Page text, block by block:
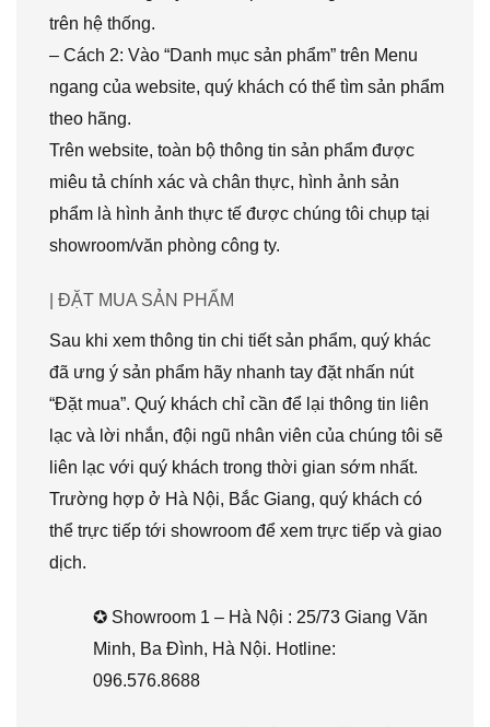
trên hệ thống.
– Cách 2: Vào “Danh mục sản phẩm” trên Menu
ngang của website, quý khách có thể tìm sản phẩm
theo hãng.
Trên website, toàn bộ thông tin sản phẩm được
miêu tả chính xác và chân thực, hình ảnh sản
phẩm là hình ảnh thực tế được chúng tôi chụp tại
showroom/văn phòng công ty.
| ĐẶT MUA SẢN PHẨM
Sau khi xem thông tin chi tiết sản phẩm, quý khác
đã ưng ý sản phẩm hãy nhanh tay đặt nhấn nút
“Đặt mua”. Quý khách chỉ cần để lại thông tin liên
lạc và lời nhắn, đội ngũ nhân viên của chúng tôi sẽ
liên lạc với quý khách trong thời gian sớm nhất.
Trường hợp ở Hà Nội, Bắc Giang, quý khách có
thể trực tiếp tới showroom để xem trực tiếp và giao
dịch.
✪ Showroom 1 – Hà Nội : 25/73 Giang Văn
Minh, Ba Đình, Hà Nội. Hotline:
096.576.8688